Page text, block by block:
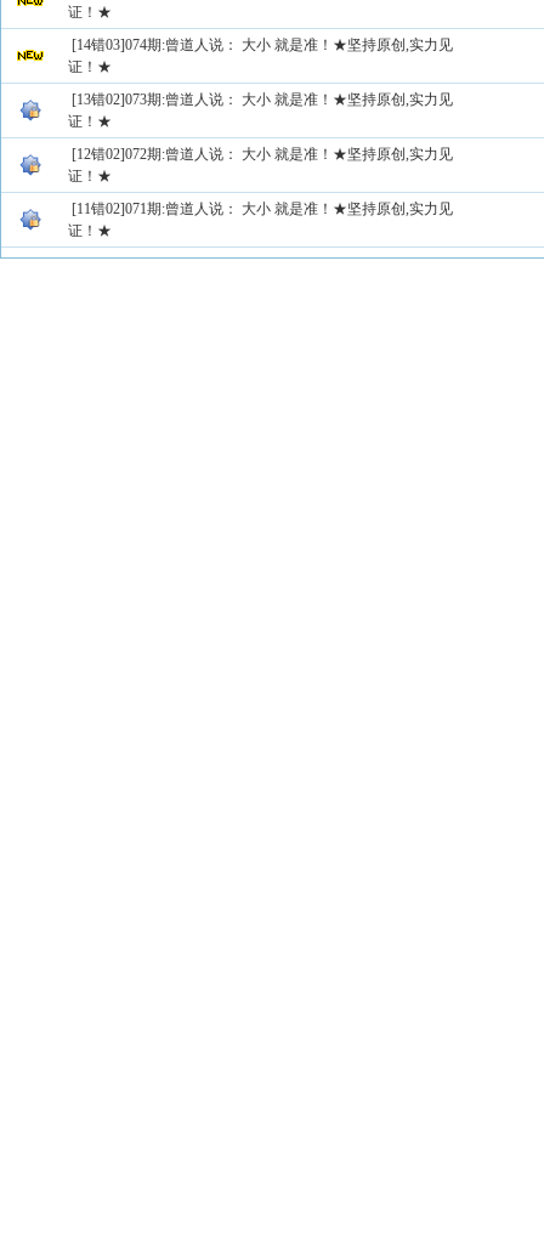
证！★
[14错03]074期:曾道人说： 大小 就是准！★坚持原创,实力见
证！★
[13错02]073期:曾道人说： 大小 就是准！★坚持原创,实力见
证！★
[12错02]072期:曾道人说： 大小 就是准！★坚持原创,实力见
证！★
[11错02]071期:曾道人说： 大小 就是准！★坚持原创,实力见
证！★